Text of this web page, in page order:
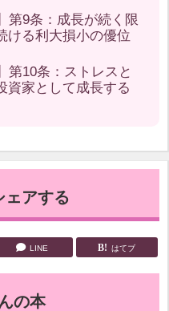
第9条：成長が続く限
ける利大損小の優位
第10条：ストレスと
資家として成長する
ェアする
LINE はてブ
の本